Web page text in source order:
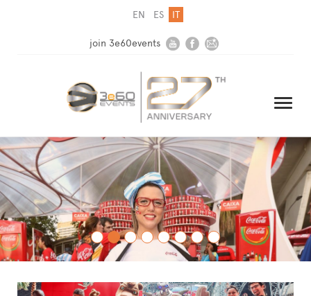
EN ES IT
join 3e60events
HOME
AZIENDA
SOLUZIONI
MEDIA
NEWSLETTER